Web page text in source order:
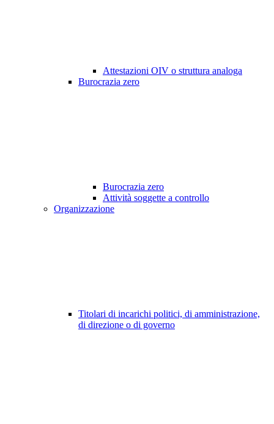
Attestazioni OIV o struttura analoga
Burocrazia zero
Burocrazia zero
Attività soggette a controllo
Organizzazione
Titolari di incarichi politici, di amministrazione,
di direzione o di governo